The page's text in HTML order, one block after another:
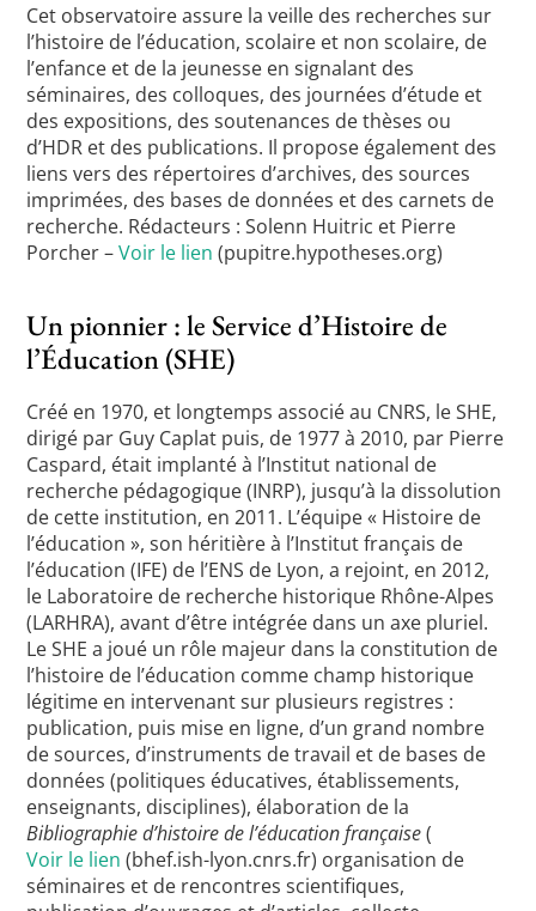
Cet observatoire assure la veille des recherches sur
l’histoire de l’éducation, scolaire et non scolaire, de
l’enfance et de la jeunesse en signalant des
séminaires, des colloques, des journées d’étude et
des expositions, des soutenances de thèses ou
d’HDR et des publications. Il propose également des
liens vers des répertoires d’archives, des sources
imprimées, des bases de données et des carnets de
recherche. Rédacteurs : Solenn Huitric et Pierre
Porcher –Voir le lien (pupitre.hypotheses.org)
Un pionnier : le Service d’Histoire de
l’Éducation (SHE)
Créé en 1970, et longtemps associé au CNRS, le SHE,
dirigé par Guy Caplat puis, de 1977 à 2010, par Pierre
Caspard, était implanté à l’Institut national de
recherche pédagogique (INRP), jusqu’à la dissolution
de cette institution, en 2011. L’équipe « Histoire de
l’éducation », son héritière à l’Institut français de
l’éducation (IFE) de l’ENS de Lyon, a rejoint, en 2012,
le Laboratoire de recherche historique Rhône-Alpes
(LARHRA), avant d’être intégrée dans un axe pluriel.
Le SHE a joué un rôle majeur dans la constitution de
l’histoire de l’éducation comme champ historique
légitime en intervenant sur plusieurs registres :
publication, puis mise en ligne, d’un grand nombre
de sources, d’instruments de travail et de bases de
données (politiques éducatives, établissements,
enseignants, disciplines), élaboration de la
Bibliographie d’histoire de l’éducation française(
Voir le lien (bhef.ish-lyon.cnrs.fr) organisation de
séminaires et de rencontres scientifiques,